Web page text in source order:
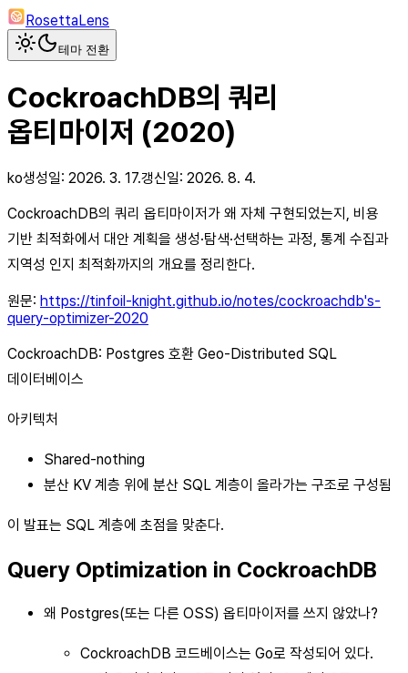
RosettaLens
테마 전환
CockroachDB의 쿼리
옵티마이저 (2020)
ko생성일: 2026. 3. 17.갱신일: 2026. 8. 4.
CockroachDB의 쿼리 옵티마이저가 왜 자체 구현되었는지, 비용
기반 최적화에서 대안 계획을 생성·탐색·선택하는 과정, 통계 수집과
지역성 인지 최적화까지의 개요를 정리한다.
원문: https://tinfoil-knight.github.io/notes/cockroachdb's-
query-optimizer-2020
CockroachDB: Postgres 호환 Geo-Distributed SQL
데이터베이스
아키텍처
Shared-nothing
분산 KV 계층 위에 분산 SQL 계층이 올라가는 구조로 구성됨
이 발표는 SQL 계층에 초점을 맞춘다.
Query Optimization in CockroachDB
왜 Postgres(또는 다른 OSS) 옵티마이저를 쓰지 않았나?
CockroachDB 코드베이스는 Go로 작성되어 있다.